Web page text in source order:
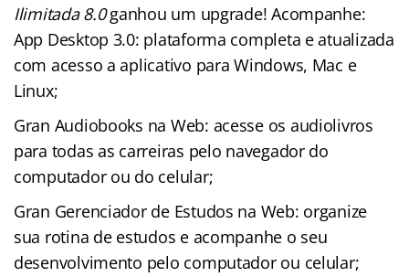
Ilimitada 8.0ganhou um upgrade! Acompanhe:
App Desktop 3.0: plataforma completa e atualizada
com acesso a aplicativo para Windows, Mac e
Linux;
Gran Audiobooks na Web: acesse os audiolivros
para todas as carreiras pelo navegador do
computador ou do celular;
Gran Gerenciador de Estudos na Web: organize
sua rotina de estudos e acompanhe o seu
desenvolvimento pelo computador ou celular;